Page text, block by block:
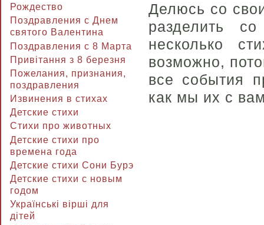
Рождество
Поздравления с Днем
святого Валентина
Поздравления с 8 Марта
Привітання з 8 березня
Пожелания, признания,
поздравления
Извинения в стихах
Детские стихи
Стихи про животных
Детские стихи про
времена года
Детские стихи Сони Бурэ
Детские стихи с новым
годом
Українські вірші для
дітей
Делюсь со
разделить
несколько
возможно,
все события
как мы их с